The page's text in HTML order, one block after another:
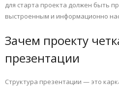
для старта проекта должен быть
выстроенным и информационно
Зачем проекту
презентации
Структура презентации — это